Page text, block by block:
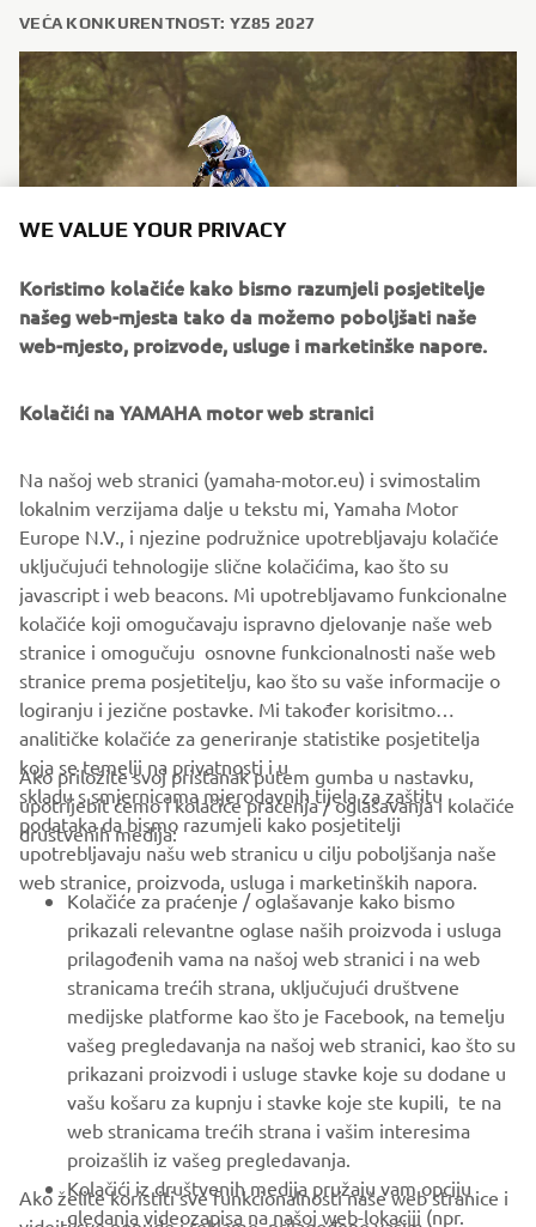
VEĆA KONKURENTNOST: YZ85 2027
poboljšavaju uporabljivost i pouzdanost. Time se pomaže i
u smanjenju troškova korištenja i održavanja.
OTKRIJTE LINIJU
CORPORATE
FOR BUSINESS
MORE YAMAHA
SUPPORT
BILTEN
Budite prvi koji će saznati o najnovijim ponudama, posebnim
događajima, novim izdanjima i još mnogo toga
WE VALUE YOUR PRIVACY
Koristimo kolačiće kako bismo razumjeli posjetitelje
našeg web-mjesta tako da možemo poboljšati naše
web-mjesto, proizvode, usluge i marketinške napore.
Kolačići na YAMAHA motor web stranici
Na našoj web stranici (yamaha-motor.eu) i svimostalim
lokalnim verzijama dalje u tekstu mi, Yamaha Motor
Europe N.V., i njezine podružnice upotrebljavaju kolačiće
uključujući tehnologije slične kolačićima, kao što su
javascript i web beacons. Mi upotrebljavamo funkcionalne
kolačiće koji omogučavaju ispravno djelovanje naše web
stranice i omogučuju osnovne funkcionalnosti naše web
stranice prema posjetitelju, kao što su vaše informacije o
logiranju i jezične postavke. Mi također korisitmo
analitičke kolačiće za generiranje statistike posjetitelja
koja se temelji na privatnosti i u
skladu s smjernicama mjerodavnih tijela za zaštitu
podataka da bismo razumjeli kako posjetitelji
upotrebljavaju našu web stranicu u cilju poboljšanja naše
web stranice, proizvoda, usluga i marketinških napora.
Ako priložite svoj pristanak putem gumba u nastavku,
upotrijebit ćemo i kolačiće praćenja / oglašavanja i kolačiće
društvenih medija:
Kolačiće za praćenje / oglašavanje kako bismo
prikazali relevantne oglase naših proizvoda i usluga
prilagođenih vama na našoj web stranici i na web
stranicama trećih strana, uključujući društvene
medijske platforme kao što je Facebook, na temelju
vašeg pregledavanja na našoj web stranici, kao što su
prikazani proizvodi i usluge stavke koje su dodane u
vašu košaru za kupnju i stavke koje ste kupili, te na
web stranicama trećih strana i vašim interesima
proizašlih iz vašeg pregledavanja.
Kolačići iz društvenih medija pružaju vam opciju
gledanja videozapisa na našoj web-lokaciji (npr.
Ako želite koristiti sve funkcionalnosti naše web stranice i